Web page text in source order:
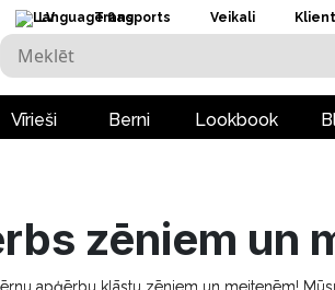
LV Transports Veikali
Vīrieši Berni Lookbook
zēniem un